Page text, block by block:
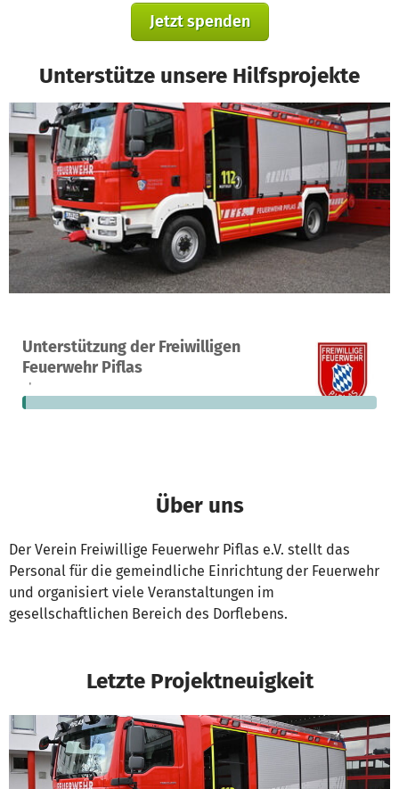
Jetzt spenden
Unterstütze unsere Hilfsprojekte
Unterstützung der Freiwilligen
Feuerwehr Piflas
Ein Projekt in Ergolding, Deutschland
1 2.479 €
fehlen noch
Über uns
Der Verein Freiwillige Feuerwehr Piflas e.V. stellt das
Personal für die gemeindliche Einrichtung der Feuerwehr
und organisiert viele Veranstaltungen im
gesellschaftlichen Bereich des Dorflebens.
Letzte Projektneuigkeit